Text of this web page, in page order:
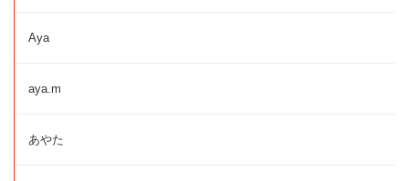
Aya
aya.m
あやた